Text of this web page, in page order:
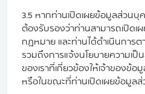
3.5 หากท่านเปิดเผยข้อมูลส่วน
ต้องรับรองว่าท่านสามารถเปิดเ
กฎหมาย และท่านได้ดำเนินกา
รวมถึงการแจ้งนโยบายความเ
ของเราที่เกี่ยวข้องให้เจ้าของ
หรือในขณะที่ท่านเปิดเผยข้อมูล